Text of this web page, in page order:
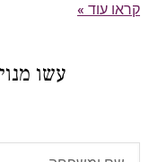
קראו עוד »
עשו